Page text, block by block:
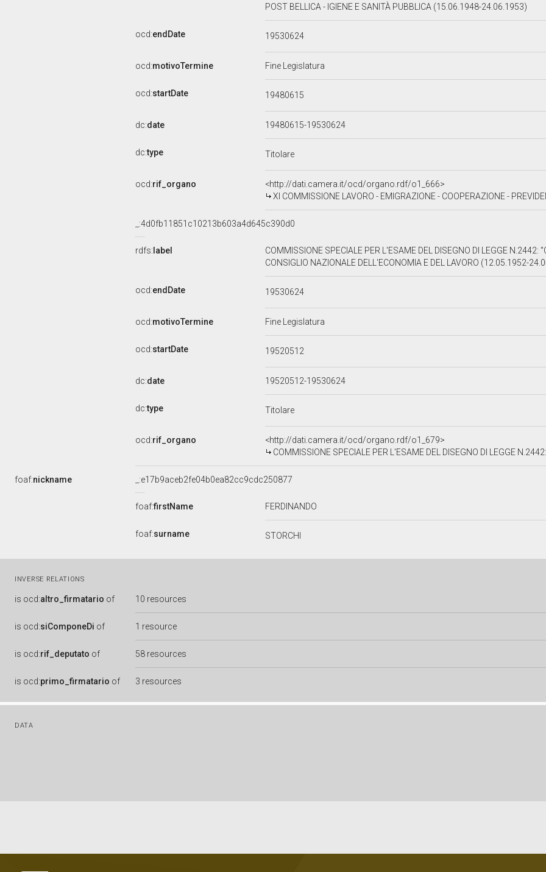
POST BELLICA - IGIENE E SANITÀ PUBBLICA (15.06.1948-24.06.1953)
ocd:endDate 19530624
ocd:motivoTermine Fine Legislatura
ocd:startDate 19480615
dc:date 19480615-19530624
dc:type Titolare
ocd:rif_organo
<http://dati.camera.it/ocd/organo.rdf/o1_666>
XI COMMISSIONE LAVORO - EMIGRAZIONE - COOPERAZIONE - PREVIDENZA E
_:4d0fb11851c10213b603a4d645c390d0
rdfs: label
COMMISSIONE SPECIALE PER L'ESAME DEL DISEGNO DI LEGGE N.2442:
CONSIGLIO NAZIONALE DELL'ECONOMIA E DEL LAVORO (12.05.1952-
ocd:endDate 19530624
ocd:motivoTermine Fine Legislatura
ocd:startDate 19520512
dc:date 19520512-19530624
dc:type Titolare
ocd:rif_organo
<http://dati.camera.it/ocd/organo.rdf/o1_679>
COMMISSIONE SPECIALE PER L'ESAME DEL DISEGNO DI LEGGE N.2442: "ORDINAMENTO E
foaf:nickname _:e17b9aceb2fe04b0ea82cc9cdc250877
foaf:firstName FERDINANDO
foaf:surname STORCHI
INVERSE RELATIONS
is ocd:altro_firmatario of 10 resources
is ocd:siComponeDi of 1 resource
is ocd:rif_deputato of 58 resources
is ocd:primo_firmatario of 3 resources
DATA